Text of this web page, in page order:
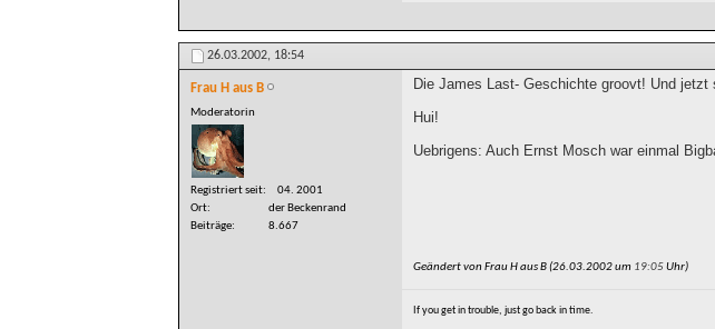
26.03.2002, 18:54
Frau H aus B
Moderatorin
Registriert seit
04. 2001
Ort
der Beckenrand
Beiträge
8.667
Die James Last- Geschichte groovt! Und
Hui!
Uebrigens: Auch Ernst Mosch war einmal
Geändert von Frau H aus B (26.03.2002 um 19:05Uhr)
If you get in trouble, just go back in time.